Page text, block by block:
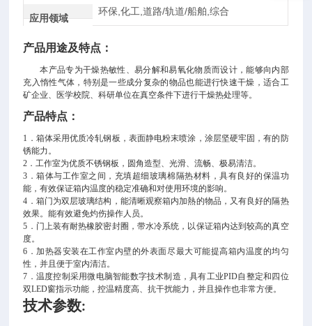
应用领域
环保,化工,道路/轨道/船舶,综合
产品用途及特点：
本产品专为干燥热敏性、易分解和易氧化物质而设计，能够向内部
充入惰性气体，特别是一些成分复杂的物品也能进行快速干燥 ， 适合工
矿企业、医学校院、科研单位在真空条件下进行干燥热处理等。
产品特点：
1．箱体采用优质冷轧钢板，表面静电粉末喷涂，涂层坚硬牢固，有的防
锈能力。
2．工作室为优质不锈钢板，圆角造型、光滑、流畅、极易清洁。
3．箱体与工作室之间，充填超细玻璃棉隔热材料，具有良好的保温功
能，有效保证箱内温度的稳定准确和对使用环境的影响。
4．箱门为双层玻璃结构，能清晰观察箱内加熱的物品，又有良好的隔热
效果。能有效避免灼伤操作人员。
5． 门上装有耐热橡胶密封圈 ，带水冷系统 ，以保证箱内达到较高的真空
度。
6．加热器安装在工作室内壁的外表面尽最大可能提高箱内温度的均匀
性，并且便于室内清洁。
7．温度控制采用微电脑智能数字技术制造，具有工业PID自整定和四位
双LED窗指示功能，控温精度高、抗干扰能力，并且操作也非常方便。
技术参数: